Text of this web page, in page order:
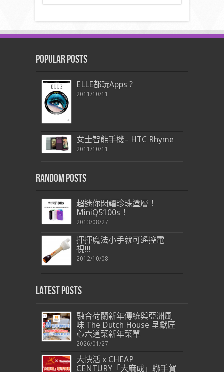
Popular Posts
ELLE都玩Apps ?
2011/10/11
女士智能手機– HTC Rhyme
2011/10/11
Random Posts
超迷你閃耀珍珠塗層！
MiniQ5100s！
2013/08/27
揮揮魔法小手就可遙控電
視!!!
2012/10/08
Latest Posts
融合荷蘭新年傳統與亞洲風
味 The Dutch House 呈獻匠
心六道菜新年菜單
2026/01/27
大快活 x CHEAP
CENTURY「大麻成」聯手賀